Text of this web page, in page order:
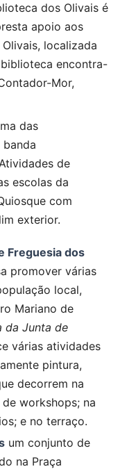
dos Olivais é
apoio aos
localizada
encontra-
Mor,
das
de
escolas da
com
exterior.
Freguesia dos
promover várias
local,
Mariano de
da Junta de
várias atividades
pintura,
decorrem na
workshops; na
e no terraço.
um conjunto de
na Praça